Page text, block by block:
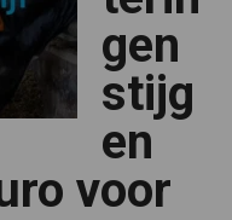
gen
stijg
en
voor